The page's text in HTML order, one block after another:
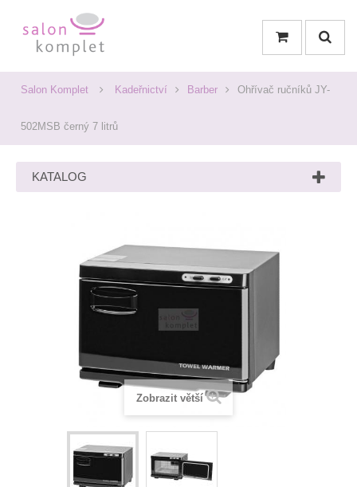
Salon Komplet Kadeřnictví Barber Ohřívač ručníků JY-
502MSB černý 7 litrů
KATALOG
Zobrazit větší